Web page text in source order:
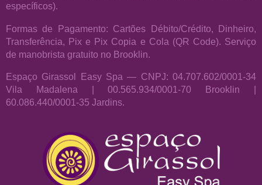
específicos).
Formas de Pagamento: Cartões Débito/Crédito, Dinheiro,
Transferência, Pix e Pix Copia e Cola (QR Code). Serviço
de manobrista gratuito no Brooklin.
Espaço Girassol Easy Spa — CNPJ: 04.707.602/0001-34
Vila Madalena | 00.565.934/0001-70 Brooklin |
60.086.440/0001-35 Jardins.